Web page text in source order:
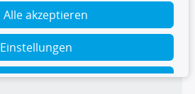
Alle akzeptieren
Einstellungen
Ablehnen